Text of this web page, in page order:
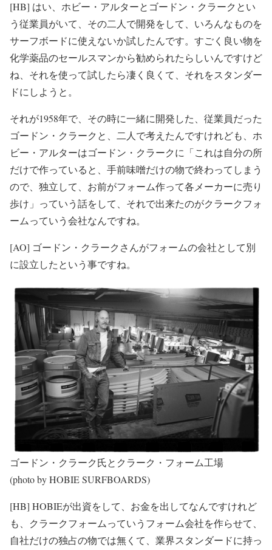
[HB] はい、ホビー・アルターとゴードン・クラークとい
う従業員がいて、その二人で開発をして、いろんなものを
サーフボードに使えないか試したんです。すごく良い物を
化学薬品のセールスマンから勧められたらしいんですけど
ね、それを使って試したら凄く良くて、それをスタンダー
ドにしようと。
それが1958年で、その時に一緒に開発した、従業員だった
ゴードン・クラークと、二人で考えたんですけれども、ホ
ビー・アルターはゴードン・クラークに「これは自分の所
だけで作っていると、手前味噌だけの物で終わってしまう
ので、独立して、お前がフォーム作って各メーカーに売り
歩け」っていう話をして、それで出来たのがクラークフォ
ームっていう会社なんですね。
[AO] ゴードン・クラークさんがフォームの会社として別
に設立したという事ですね。
ゴードン・クラーク氏とクラーク・フォーム工場
(photo by HOBIE SURFBOARDS)
[HB] HOBIEが出資をして、お金を出してなんですけれど
も、クラークフォームっていうフォーム会社を作らせて、
自社だけの独占の物では無くて、業界スタンダードに持っ